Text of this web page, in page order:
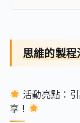
思維的製
活動亮點：
享！